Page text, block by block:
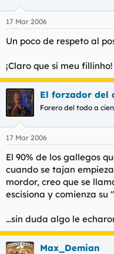
17 Mar 2006
Un poco de respeto al
¡Claro que sí meu fillinho!
El forzador del
Forero del todo a cien
17 Mar 2006
El 90% de los gallegos
cuando se tajan
mordor, creo que se
escisiona y comienza
...sin duda algo le
Max_Demian